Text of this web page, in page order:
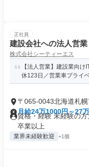
正社員
建設会社への法人営業
株式会社シーティーエス
【法人営業】建設業向
休123日／営業車プライ
〒065-0043北海道札
月給24万1000円～27
資格・経験 未経験の
卒業以上
業界未経験歓迎 +1個